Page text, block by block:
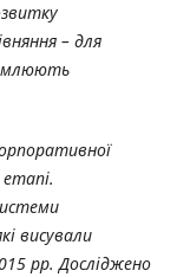
– для
висували
рр. Досліджено